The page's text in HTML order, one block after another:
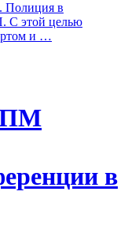
в
С этой целью
и …
в